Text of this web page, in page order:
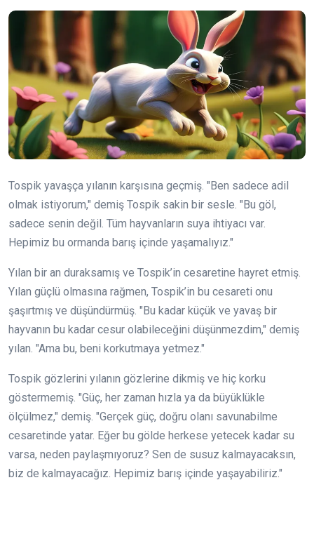
Tospik yavaşça yılanın karşısına geçmiş. "Ben sadece adil
olmak istiyorum," demiş Tospik sakin bir sesle. "Bu göl,
sadece senin değil. Tüm hayvanların suya ihtiyacı var.
Hepimiz bu ormanda barış içinde yaşamalıyız."
Yılan bir an duraksamış ve Tospik’in cesaretine hayret etmiş.
Yılan güçlü olmasına rağmen, Tospik’in bu cesareti onu
şaşırtmış ve düşündürmüş. "Bu kadar küçük ve yavaş bir
hayvanın bu kadar cesur olabileceğini düşünmezdim," demiş
yılan. "Ama bu, beni korkutmaya yetmez."
Tospik gözlerini yılanın gözlerine dikmiş ve hiç korku
göstermemiş. "Güç, her zaman hızla ya da büyüklükle
ölçülmez," demiş. "Gerçek güç, doğru olanı savunabilme
cesaretinde yatar. Eğer bu gölde herkese yetecek kadar su
varsa, neden paylaşmıyoruz? Sen de susuz kalmayacaksın,
biz de kalmayacağız. Hepimiz barış içinde yaşayabiliriz."